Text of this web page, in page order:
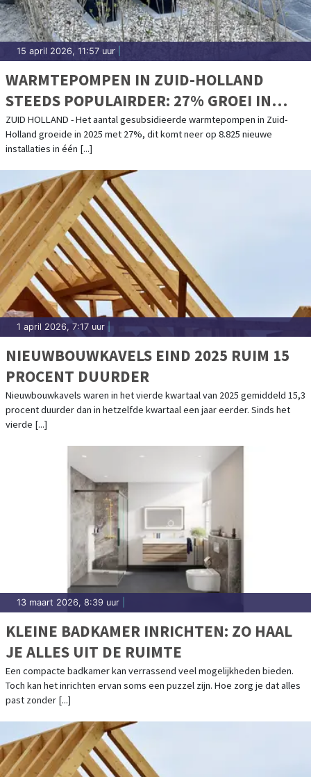
15 april 2026, 11:57 uur
WARMTEPOMPEN IN ZUID-HOLLAND
STEEDS POPULAIRDER: 27% GROEI IN
2025
ZUID HOLLAND - Het aantal gesubsidieerde warmtepompen in Zuid-
Holland groeide in 2025 met 27%, dit komt neer op 8.825 nieuwe
installaties in één [...]
1 april 2026, 7:17 uur
NIEUWBOUWKAVELS EIND 2025 RUIM 15
PROCENT DUURDER
Nieuwbouwkavels waren in het vierde kwartaal van 2025 gemiddeld 15,3
procent duurder dan in hetzelfde kwartaal een jaar eerder. Sinds het
vierde [...]
13 maart 2026, 8:39 uur
KLEINE BADKAMER INRICHTEN: ZO HAAL
JE ALLES UIT DE RUIMTE
Een compacte badkamer kan verrassend veel mogelijkheden bieden.
Toch kan het inrichten ervan soms een puzzel zijn. Hoe zorg je dat alles
past zonder [...]